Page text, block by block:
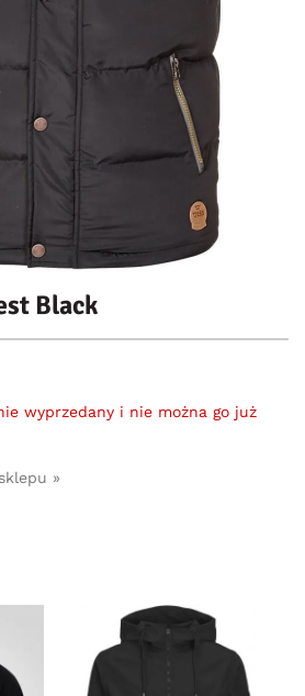
Black
wyprzedany i nie można go już
»